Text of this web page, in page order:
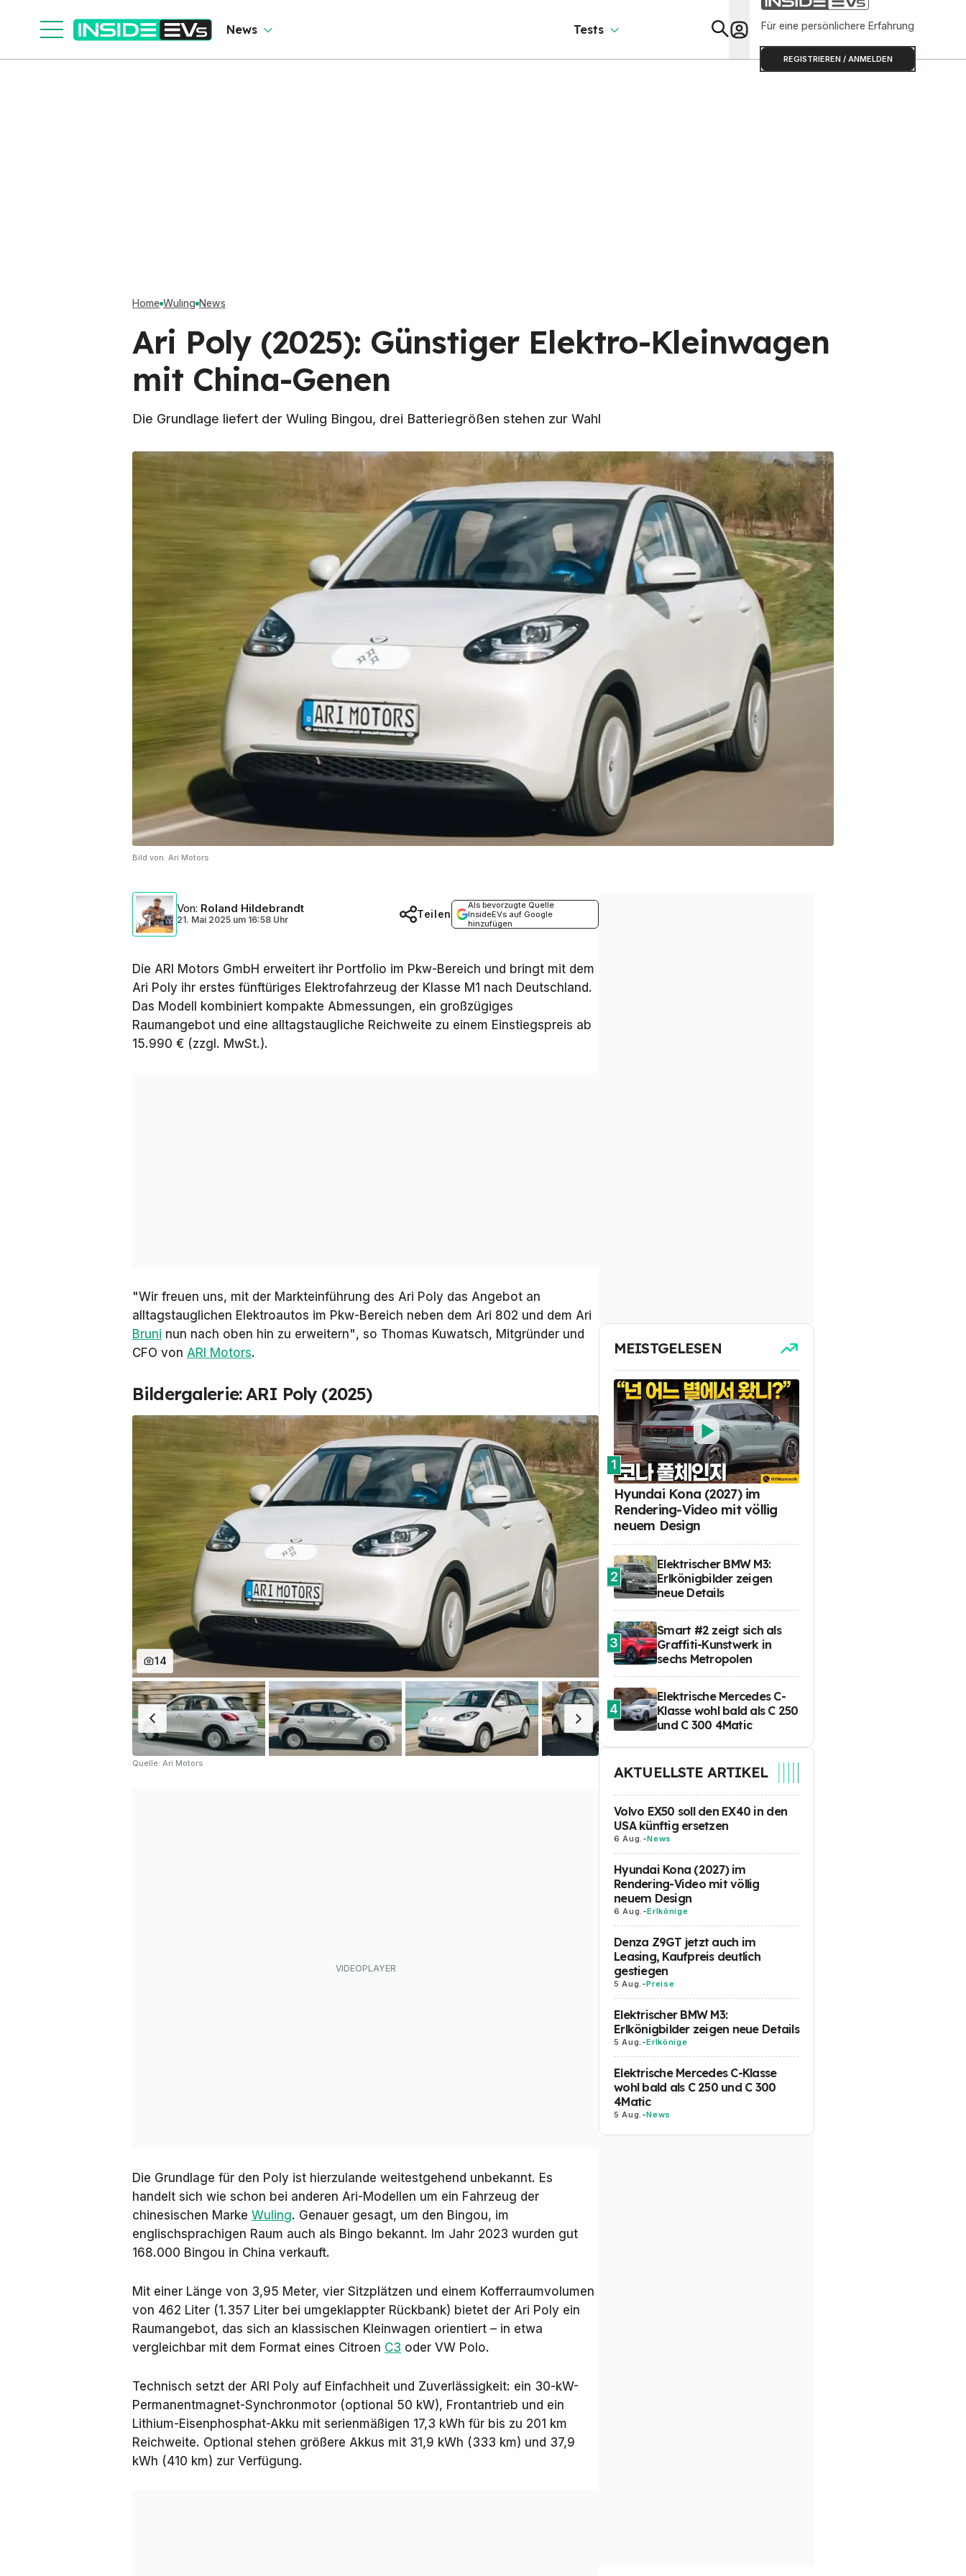
News Tests Für eine persönlichere Erfahrung
REGISTRIEREN / ANMELDEN
Home Wuling News
Ari Poly (2025): Günstiger Elektro-Kleinwagen
mit China-Genen
Die Grundlage liefert der Wuling Bingou, drei Batteriegrößen stehen zur Wahl
Bild von: Ari Motors
Von: Roland Hildebrandt
21. Mai 2025 um 16:58 Uhr
Als bevorzugte Quelle
InsideEVs auf Google
hinzufügen
Teilen
Die ARI Motors GmbH erweitert ihr Portfolio im Pkw-Bereich und bringt mit dem
Ari Poly ihr erstes fünftüriges Elektrofahrzeug der Klasse M1 nach Deutschland.
Das Modell kombiniert kompakte Abmessungen, ein großzügiges
Raumangebot und eine alltagstaugliche Reichweite zu einem Einstiegspreis ab
15.990 € (zzgl. MwSt.).
"Wir freuen uns, mit der Markteinführung des Ari Poly das Angebot an
alltagstauglichen Elektroautos im Pkw-Bereich neben dem Ari 802 und dem Ari
Bruni nun nach oben hin zu erweitern", so Thomas Kuwatsch, Mitgründer und
CFO von ARI Motors.
Bildergalerie: ARI Poly (2025)
14
Quelle: Ari Motors
Die Grundlage für den Poly ist hierzulande weitestgehend unbekannt. Es
handelt sich wie schon bei anderen Ari-Modellen um ein Fahrzeug der
chinesischen Marke Wuling. Genauer gesagt, um den Bingou, im
englischsprachigen Raum auch als Bingo bekannt. Im Jahr 2023 wurden gut
168.000 Bingou in China verkauft.
Mit einer Länge von 3,95 Meter, vier Sitzplätzen und einem Kofferraumvolumen
von 462 Liter (1.357 Liter bei umgeklappter Rückbank) bietet der Ari Poly ein
Raumangebot, das sich an klassischen Kleinwagen orientiert – in etwa
vergleichbar mit dem Format eines Citroen C3 oder VW Polo.
Technisch setzt der ARI Poly auf Einfachheit und Zuverlässigkeit: ein 30-kW-
Permanentmagnet-Synchronmotor (optional 50 kW), Frontantrieb und ein
Lithium-Eisenphosphat-Akku mit serienmäßigen 17,3 kWh für bis zu 201 km
Reichweite. Optional stehen größere Akkus mit 31,9 kWh (333 km) und 37,9
kWh (410 km) zur Verfügung.
MEISTGELESEN
1
Hyundai Kona (2027) im
Rendering-Video mit völlig
neuem Design
2
Elektrischer BMW M3:
Erlkönigbilder zeigen
neue Details
3
Smart #2 zeigt sich als
Graffiti-Kunstwerk in
sechs Metropolen
4
Elektrische Mercedes C-
Klasse wohl bald als C 250
und C 300 4Matic
AKTUELLSTE ARTIKEL
Volvo EX50 soll den EX40 in den
USA künftig ersetzen
6 Aug. -News
Hyundai Kona (2027) im
Rendering-Video mit völlig
neuem Design
6 Aug. -Erlkönige
Denza Z9GT jetzt auch im
Leasing, Kaufpreis deutlich
gestiegen
5 Aug. -Preise
Elektrischer BMW M3:
Erlkönigbilder zeigen neue Details
5 Aug. -Erlkönige
Elektrische Mercedes C-Klasse
wohl bald als C 250 und C 300
4Matic
5 Aug. -News